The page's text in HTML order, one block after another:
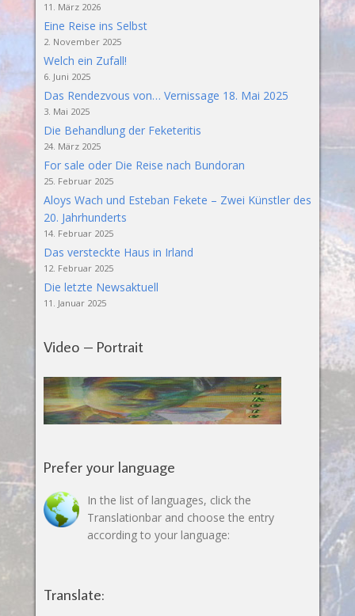
11. März 2026
Eine Reise ins Selbst
2. November 2025
Welch ein Zufall!
6. Juni 2025
Das Rendezvous von… Vernissage 18. Mai 2025
3. Mai 2025
Die Behandlung der Feketeritis
24. März 2025
For sale oder Die Reise nach Bundoran
25. Februar 2025
Aloys Wach und Esteban Fekete – Zwei Künstler des
20. Jahrhunderts
14. Februar 2025
Das versteckte Haus in Irland
12. Februar 2025
Die letzte Newsaktuell
11. Januar 2025
Video – Portrait
Prefer your language
In the list of languages, click the
Translationbar and choose the entry
according to your language:
Translate: